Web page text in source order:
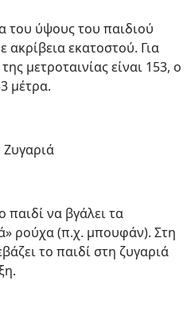
του ύψους του παιδιού
ακρίβεια εκατοστού. Για
μετροταινίας είναι 153, ο
μέτρα.
παιδί να βγάλει τα
ρούχα (π.χ. μπουφάν). Στη
το παιδί στη ζυγαριά